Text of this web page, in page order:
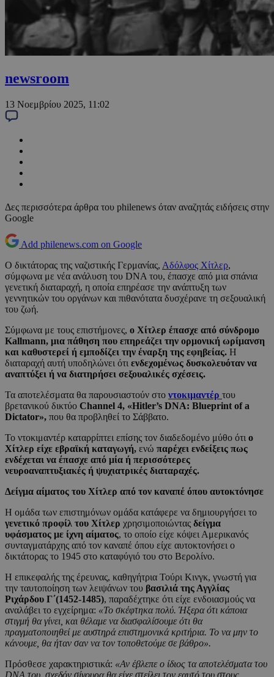
newsroom
13 Νοεμβρίου 2025, 11:02
Δες περισσότερα άρθρα του philenews όταν αναζητάς ειδήσεις στην
Google
Add philenews.com on Google
Ο δικτάτορας της ναζιστικής Γερμανίας, Αδόλφος Χίτλερ,
σύμφωνα με νέα ανάλυση του DNA του, έπασχε από μια σπάνια
γενετική διαταραχή, η οποία επηρέασε την ανάπτυξη των
γεννητικών του οργάνων και πιθανότατα δυσχέρανε τη σεξουαλική
του ζωή.
Σύμφωνα με τους επιστήμονες, ο Χίτλερ έπασχε από σύνδρομο
Kallmann, μια πάθηση που επηρεάζει την ορμονική ωρίμανση
και καθυστερεί ή εμποδίζει την έναρξη της εφηβείας. Η
διαταραχή αυτή υποδηλώνει ότι ενδεχομένως δυσκολευόταν να
αναπτύξει ή να διατηρήσει σεξουαλικές σχέσεις.
Τα αποτελέσματα θα παρουσιαστούν στο ντοκιμαντέρ του
βρετανικού δικτύο Channel 4, «Hitler’s DNA: Blueprint of a
Dictator», που θα προβληθεί το Σάββατο.
Το ντοκιμαντέρ καταρρίπτει επίσης τον διαδεδομένο μύθο ότι ο
Χίτλερ είχε εβραϊκή καταγωγή, ενώ παρέχει ενδείξεις πως
ενδέχεται να έπασχε από μία ή περισσότερες
νευροαναπτυξιακές ή ψυχιατρικές διαταραχές.
Δείγμα αίματος του Χίτλερ από τον καναπέ όπου αυτοκτόνησε
Η ομάδα των επιστημόνων ομάδα κατάφερε να δημιουργήσει το
γενετικό προφίλ του Χίτλερ χρησιμοποιώντας δείγμα
υφάσματος με ίχνη αίματος, το οποίο είχε κόψει Αμερικανός
συνταγματάρχης από τον καναπέ όπου είχε αυτοκτονήσει ο
δικτάτορας το 1945 στο καταφύγιό του στο Βερολίνο.
Η επικεφαλής της έρευνας, καθηγήτρια Τούρι Κινγκ, γνωστή για
την ταυτοποίηση των λειψάνων του βασιλιά της Αγγλίας
Ριχάρδου Γ΄(1452-1485), παραδέχτηκε ότι είχε ενδοιασμούς να
αναλάβει το εγχείρημα: «Το σκέφτηκα πολύ. Ήξερα ότι κάποια
στιγμή θα γίνει, και θέλαμε να διασφαλίσουμε ότι θα
πραγματοποιηθεί με αυστηρά επιστημονικά κριτήρια. Το να μην το
κάνουμε, θα ήταν σαν να τον τοποθετούμε σε βάθρο».
Πρόσθεσε χαρακτηριστικά: «Αν έβλεπε ο ίδιος τα αποτελέσματα του
DNA του, σχεδόν σίγουρα θα είχε στείλει τον εαυτό του στους